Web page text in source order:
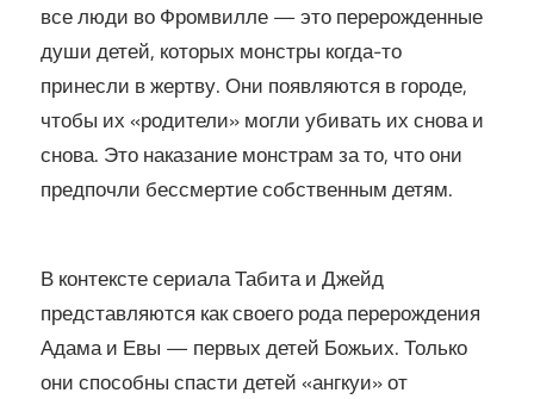
все люди во Фромвилле — это перерожденные
души детей, которых монстры когда-то
принесли в жертву. Они появляются в городе,
чтобы их «родители» могли убивать их снова и
снова. Это наказание монстрам за то, что они
предпочли бессмертие собственным детям.
В контексте сериала Табита и Джейд
представляются как своего рода перерождения
Адама и Евы — первых детей Божьих. Только
они способны спасти детей «ангкуи» от